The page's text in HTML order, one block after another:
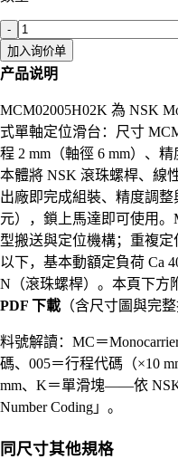
-
加入询价单
产品说明
MCM02005H02K 為 NSK
式單軸定位滑台：尺寸
程 2 mm（軸徑 6 mm）、
本體將 NSK 滾珠螺桿、線
出廠即完成組裝、精度調
元），鎖上馬達即可使用
型搬送與定位機構；重複定
以下，基本動額定負荷 Ca
N（滾珠螺桿）。本頁下方
PDF 下載 （含尺寸圖與完
料號解讀：MC＝
碼、005＝行程代碼（×10
mm、K＝單滑塊——依 NSK
Number Coding」。
同尺寸其他規格